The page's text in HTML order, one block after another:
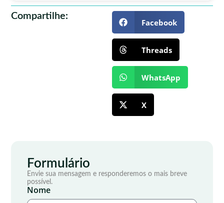
Compartilhe:
Facebook
Threads
WhatsApp
X
Formulário
Envie sua mensagem e responderemos o mais breve
possível.
Nome